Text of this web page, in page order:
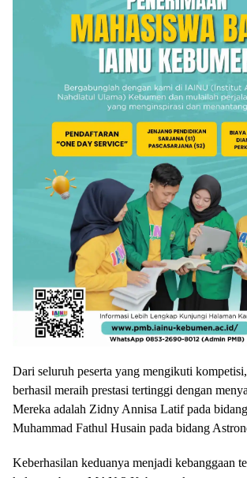
Dari seluruh peserta yang mengikuti
berhasil meraih prestasi tertinggi dengan
Mereka adalah Zidny Annisa Latif pada
Muhammad Fathul Husain pada bidang
Keberhasilan keduanya menjadi kebanggaan